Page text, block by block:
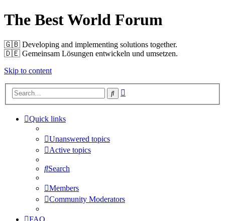
The Best World Forum
🇬🇧️ Developing and implementing solutions together.
🇩🇪️ Gemeinsam Lösungen entwickeln und umsetzen.
Skip to content
Search
Quick links
Unanswered topics
Active topics
Search
Members
Community Moderators